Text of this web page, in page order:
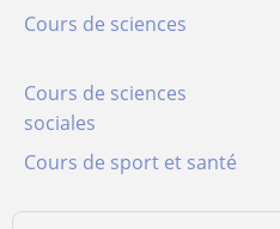
Cours de sciences
Cours de sciences
sociales
Cours de sport et santé